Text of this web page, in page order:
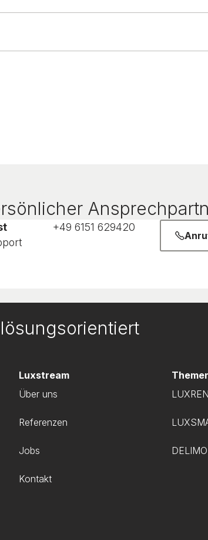
+49 6151 629420
Luxstream
Über uns
Referenzen
Jobs
Kontakt